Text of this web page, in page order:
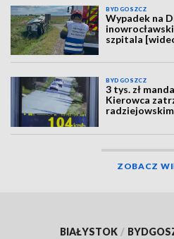
BYDGOSZCZ
Wypadek na
szpitala
BYDGOSZCZ
3 tys. zł
Kierowca
radziejowskim
ZOBACZ
BIAŁYSTOK /